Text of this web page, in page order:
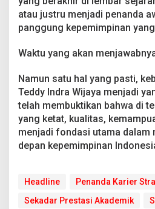
atau justru menjadi penanda
panggung kepemimpinan
Waktu yang akan
Namun satu hal yang pasti,
Teddy Indra Wijaya menjadi
telah membuktikan bahwa di
yang ketat, kualitas,
menjadi fondasi utama dalam
depan kepemimpinan
Headline
Penanda Karier
Sekadar Prestasi Akademik